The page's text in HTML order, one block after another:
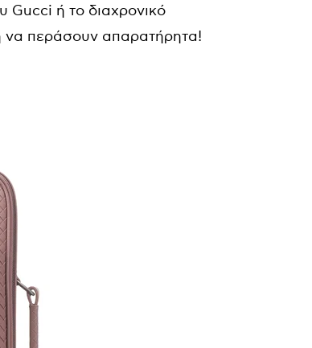
Gucci ή το διαχρονικό
περάσουν απαρατήρητα!